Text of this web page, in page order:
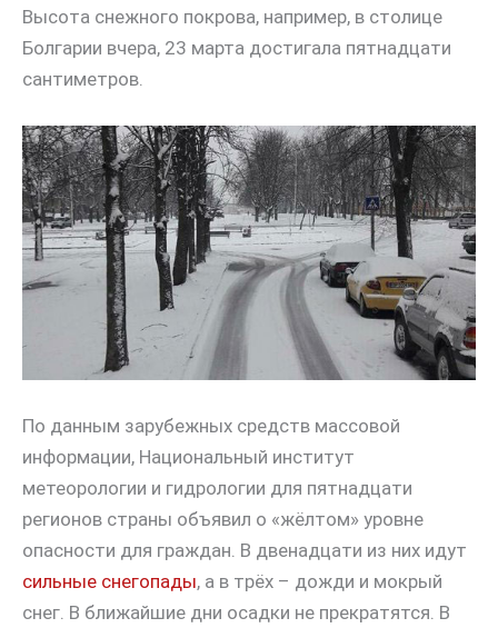
Высота снежного покрова, например, в столице
Болгарии вчера, 23 марта достигала пятнадцати
сантиметров.
По данным зарубежных средств массовой
информации, Национальный институт
метеорологии и гидрологии для пятнадцати
регионов страны объявил о «жёлтом» уровне
опасности для граждан. В двенадцати из них идут
сильные снегопады, а в трёх – дожди и мокрый
снег. В ближайшие дни осадки не прекратятся. В